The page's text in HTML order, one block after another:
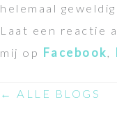
helemaal
Laat een reactie
mij op Facebook,
← ALLE BLOGS